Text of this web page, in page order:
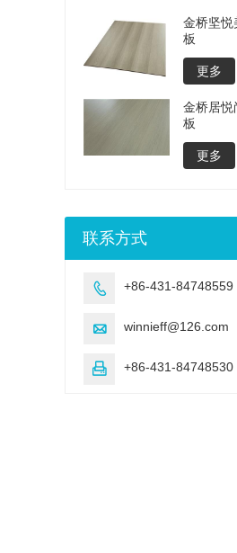
金桥坚悦
板
更多
金桥居悦
板
更多
联系方式
 +86-431-84748559
 winnieff@126.com
 +86-431-84748530